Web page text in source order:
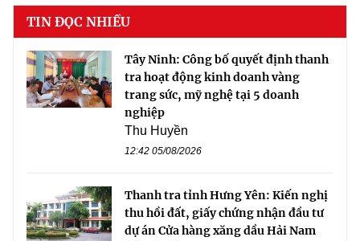
TIN ĐỌC NHIỀU
Tây Ninh: Công bố quyết định thanh
tra hoạt động kinh doanh vàng
trang sức, mỹ nghệ tại 5 doanh
nghiệp
Thu Huyền
12:42 05/08/2026
Thanh tra tỉnh Hưng Yên: Kiến nghị
thu hồi đất, giấy chứng nhận đầu tư
dự án Cửa hàng xăng dầu Hải Nam